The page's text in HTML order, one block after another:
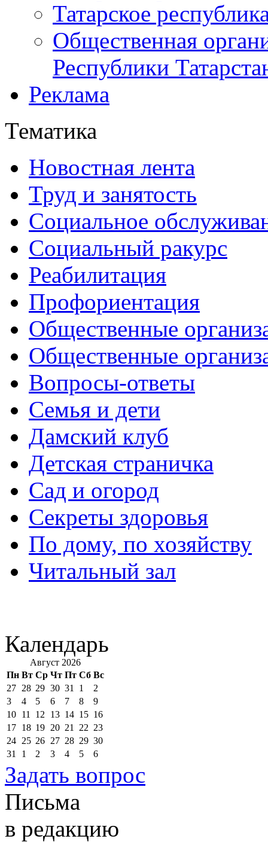
Татарское
Общественная
Республики
Реклама
Тематика
Новостная лента
Труд и занятость
Социальное
Социальный ракурс
Реабилитация
Профориентация
Общественные
Общественные
Вопросы-ответы
Семья и дети
Дамский клуб
Детская страничка
Сад и огород
Секреты здоровья
По дому, по хозяйству
Читальный зал
Календарь
Август 2026
Пн Вт Ср Чт Пт Сб Вс
27 28 29 30 31 1
2
3
4 5 6 7 8
9
10 11 12 13 14 15 16
17 18 19 20 21 22 23
24 25 26 27 28 29 30
31
1 2 3 4 5 6
Задать вопрос
Письма
в редакцию